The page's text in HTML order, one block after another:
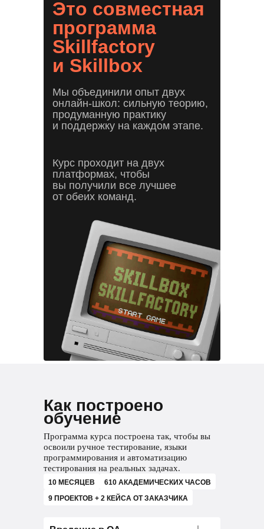
Это совместная
программа
Skillfactory
и Skillbox
Мы объединили опыт двух
онлайн-школ: сильную теорию,
продуманную практику
и поддержку на каждом этапе.
Курс проходит на двух
платформах, чтобы
вы получили все лучшее
от обеих команд.
Как построено
обучение
Программа курса построена так, чтобы вы
освоили ручное тестирование, языки
программирования и автоматизацию
тестирования на реальных задачах.
10 МЕСЯЦЕВ
610 АКАДЕМИЧЕСКИХ ЧАСОВ
9 ПРОЕКТОВ + 2 КЕЙСА ОТ ЗАКАЗЧИКА